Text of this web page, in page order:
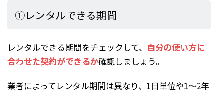
①レンタルできる期間
レンタルできる期間をチェックして、 自分の使い方に
合わせた契約ができるか確認しましょう。
業者によってレンタル期間は異なり、1日単位や1～2年